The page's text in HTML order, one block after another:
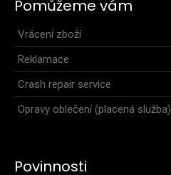
Pomůžeme vám
Vrácení zboží
Reklamace
Crash repair service
Opravy oblečení (placená služba)
Povinnosti